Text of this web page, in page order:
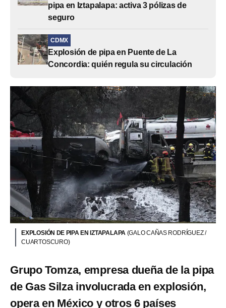
pipa en Iztapalapa: activa 3 pólizas de
seguro
CDMX
Explosión de pipa en Puente de La
Concordia: quién regula su circulación
EXPLOSIÓN DE PIPA EN IZTAPALAPA (GALO CAÑAS RODRÍGUEZ /
CUARTOSCURO)
Grupo Tomza, empresa dueña de la pipa
de Gas Silza involucrada en explosión,
opera en México y otros 6 países